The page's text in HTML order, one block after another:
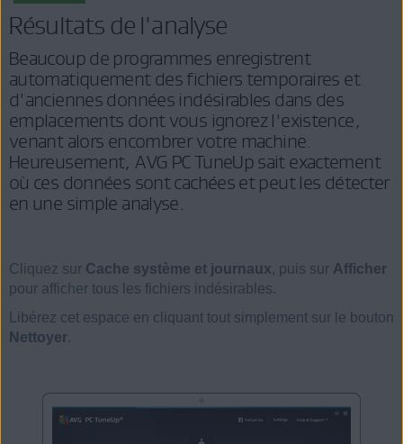
Résultats de l'analyse
Beaucoup de programmes enregistrent
automatiquement des fichiers temporaires et
d'anciennes données indésirables dans des
emplacements dont vous ignorez l'existence,
venant alors encombrer votre machine.
Heureusement, AVG PC TuneUp sait exactement
où ces données sont cachées et peut les détecter
en une simple analyse.
Cliquez sur Cache système et journaux, puis sur Afficher
pour afficher tous les fichiers indésirables.
Libérez cet espace en cliquant tout simplement sur le bouton
Nettoyer.